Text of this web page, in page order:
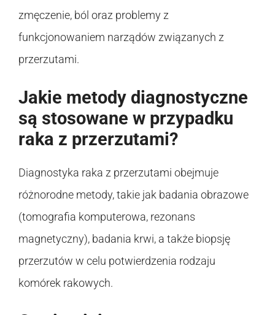
zmęczenie, ból oraz problemy z
funkcjonowaniem narządów związanych z
przerzutami.
Jakie metody diagnostyczne
są stosowane w przypadku
raka z przerzutami?
Diagnostyka raka z przerzutami obejmuje
różnorodne metody, takie jak badania obrazowe
(tomografia komputerowa, rezonans
magnetyczny), badania krwi, a także biopsję
przerzutów w celu potwierdzenia rodzaju
komórek rakowych.